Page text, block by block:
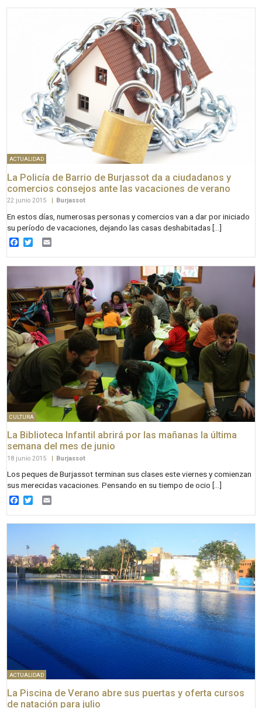
ACTUALIDAD
La Policía de Barrio de Burjassot da a ciudadanos y
comercios consejos ante las vacaciones de verano
22 junio 2015 | Burjassot
En estos días, numerosas personas y comercios van a dar por iniciado
su período de vacaciones, dejando las casas deshabitadas […]
Facebook
Twitter
CULTURA
La Biblioteca Infantil abrirá por las mañanas la última
semana del mes de junio
18 junio 2015 | Burjassot
Los peques de Burjassot terminan sus clases este viernes y comienzan
sus merecidas vacaciones. Pensando en su tiempo de ocio […]
Facebook
Twitter
ACTUALIDAD
La Piscina de Verano abre sus puertas y oferta cursos
de natación para julio